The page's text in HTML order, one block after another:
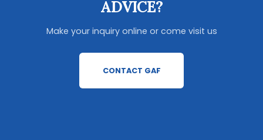
ADVICE?
Make your inquiry online or come visit us
CONTACT GAF